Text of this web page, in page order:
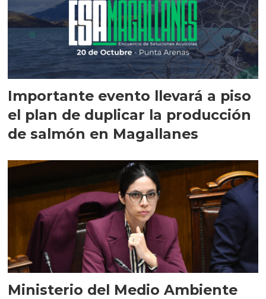
Importante evento llevará a piso
el plan de duplicar la producción
de salmón en Magallanes
Ministerio del Medio Ambiente